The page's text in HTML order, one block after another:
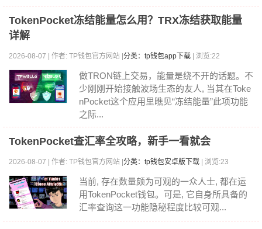
TokenPocket冻结能量怎么用？TRX冻结获取能量
详解
2026-08-07 | 作者: TP钱包官方网站 | 分类：tp钱包app下载 | 浏览:22
做TRON链上交易，能量是绕不开的话题。不
少刚刚开始接触波场生态的友人, 当其在Toke
nPocket这个应用里瞧见“冻结能量”此项功能
之际...
TokenPocket查汇率全攻略，新手一看就会
2026-08-07 | 作者: TP钱包官方网站 | 分类：tp钱包安卓版下载 | 浏览:23
当前, 存在数量颇为可观的一众人士, 都在运
用TokenPocket钱包。可是, 它自身所具备的
汇率查询这一功能隐秘程度比较可观...